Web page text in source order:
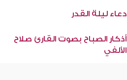
دعاء ليلة القدر
أذكار الصباح بصوت القارئ صلاح
الألفي